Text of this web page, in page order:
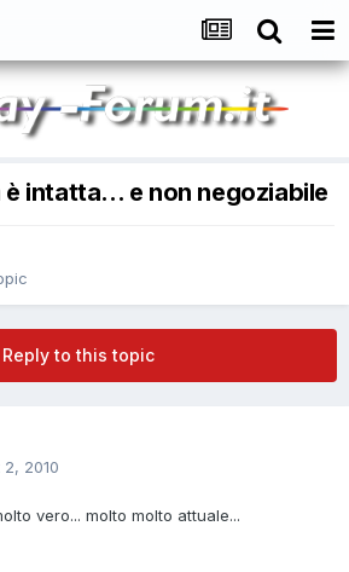
intatta... e non negoziabile
Reply to this topic
2010
vero... molto molto attuale...